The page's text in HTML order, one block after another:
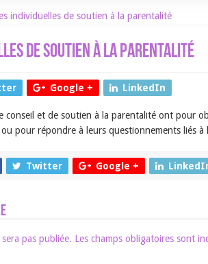
individuelles de soutien à la parentalité
de soutien à la parentalité
Google + LinkedIn
conseil et de soutien à la parentalité ont pour
pour répondre à leurs questionnements liés à
Twitter Google +
pas publiée. Les champs obligatoires sont